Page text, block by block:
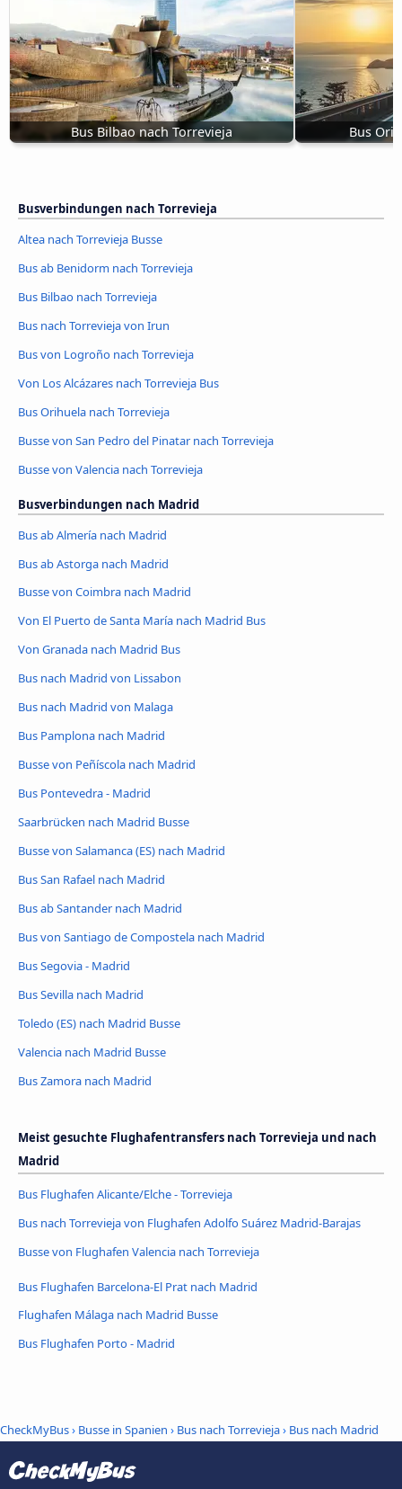
Bus Bilbao nach Torrevieja Bus
Busverbindungen nach Torrevieja
Altea nach Torrevieja Busse
Bus ab Benidorm nach Torrevieja
Bus Bilbao nach Torrevieja
Bus nach Torrevieja von Irun
Bus von Logroño nach Torrevieja
Von Los Alcázares nach Torrevieja Bus
Bus Orihuela nach Torrevieja
Busse von San Pedro del Pinatar nach Torrevieja
Busse von Valencia nach Torrevieja
Busverbindungen nach Madrid
Bus ab Almería nach Madrid
Bus ab Astorga nach Madrid
Busse von Coimbra nach Madrid
Von El Puerto de Santa María nach Madrid Bus
Von Granada nach Madrid Bus
Bus nach Madrid von Lissabon
Bus nach Madrid von Malaga
Bus Pamplona nach Madrid
Busse von Peñíscola nach Madrid
Bus Pontevedra - Madrid
Saarbrücken nach Madrid Busse
Busse von Salamanca (ES) nach Madrid
Bus San Rafael nach Madrid
Bus ab Santander nach Madrid
Bus von Santiago de Compostela nach Madrid
Bus Segovia - Madrid
Bus Sevilla nach Madrid
Toledo (ES) nach Madrid Busse
Valencia nach Madrid Busse
Bus Zamora nach Madrid
Meist gesuchte Flughafentransfers nach Torrevieja und nach
Madrid
Bus Flughafen Alicante/Elche - Torrevieja
Bus nach Torrevieja von Flughafen Adolfo Suárez Madrid-Barajas
Busse von Flughafen Valencia nach Torrevieja
Bus Flughafen Barcelona-El Prat nach Madrid
Flughafen Málaga nach Madrid Busse
Bus Flughafen Porto - Madrid
CheckMyBus› Busse in Spanien › Bus nach Torrevieja› Bus nach Madrid